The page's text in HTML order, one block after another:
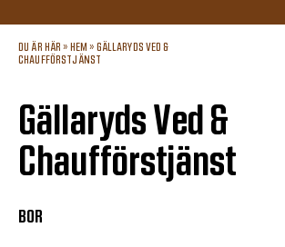
DU ÄR HÄR » HEM » GÄLLARYDS VED &
CHAUFFÖRSTJÄNST
Gällaryds Ved &
Chaufförstjänst
BOR